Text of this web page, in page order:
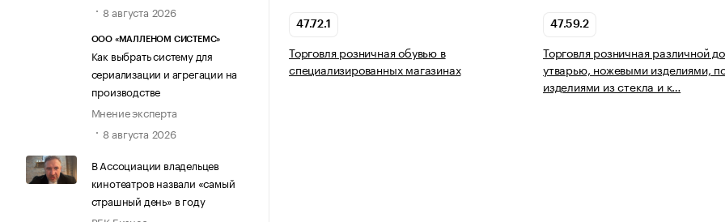
8 августа 2026
ООО «МАЛЛЕНОМ СИСТЕМС»
Как выбрать систему для
сериализации и агрегации на
производстве
Мнение эксперта
8 августа 2026
В Ассоциации владельцев
кинотеатров назвали «самый
страшный день» в году
47.72.1
Торговля розничная обувью в
специализированных магазинах
47.59.2
Торговля розничная различной
утварью, ножевыми изделиями,
изделиями из стекла и к…